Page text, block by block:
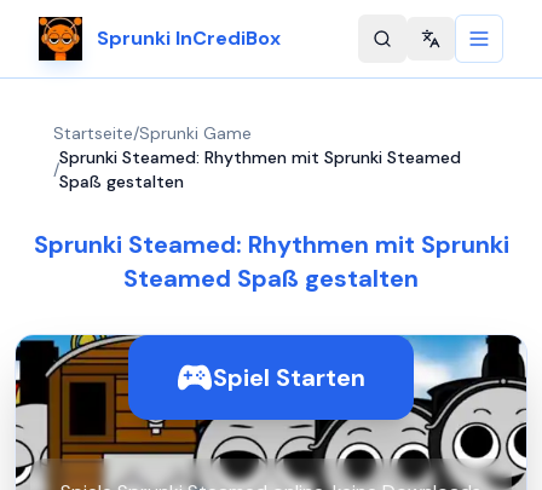
Sprunki InCrediBox Change
Startseite/Sprunki Game
/
Sprunki Steamed: Rhythmen mit Sprunki Steamed
Spaß gestalten
Sprunki Steamed: Rhythmen mit Sprunki
Steamed Spaß gestalten
Spiel Starten